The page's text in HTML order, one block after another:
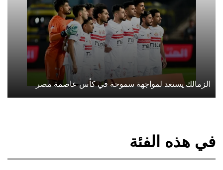
الزمالك يستعد لمواجهة سموحة في كأس عاصمة مصر
في هذه الفئة